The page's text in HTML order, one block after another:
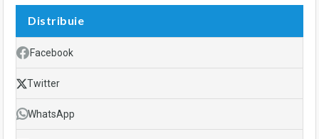
Distribuie
Facebook
Twitter
WhatsApp